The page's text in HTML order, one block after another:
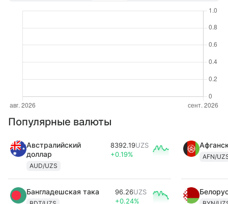
Популярные валюты
Австралийский
доллар
AUD/UZS
8392.19UZS
+0.19%
AFN/
Бангладешская така 96.26UZS
+0.24%